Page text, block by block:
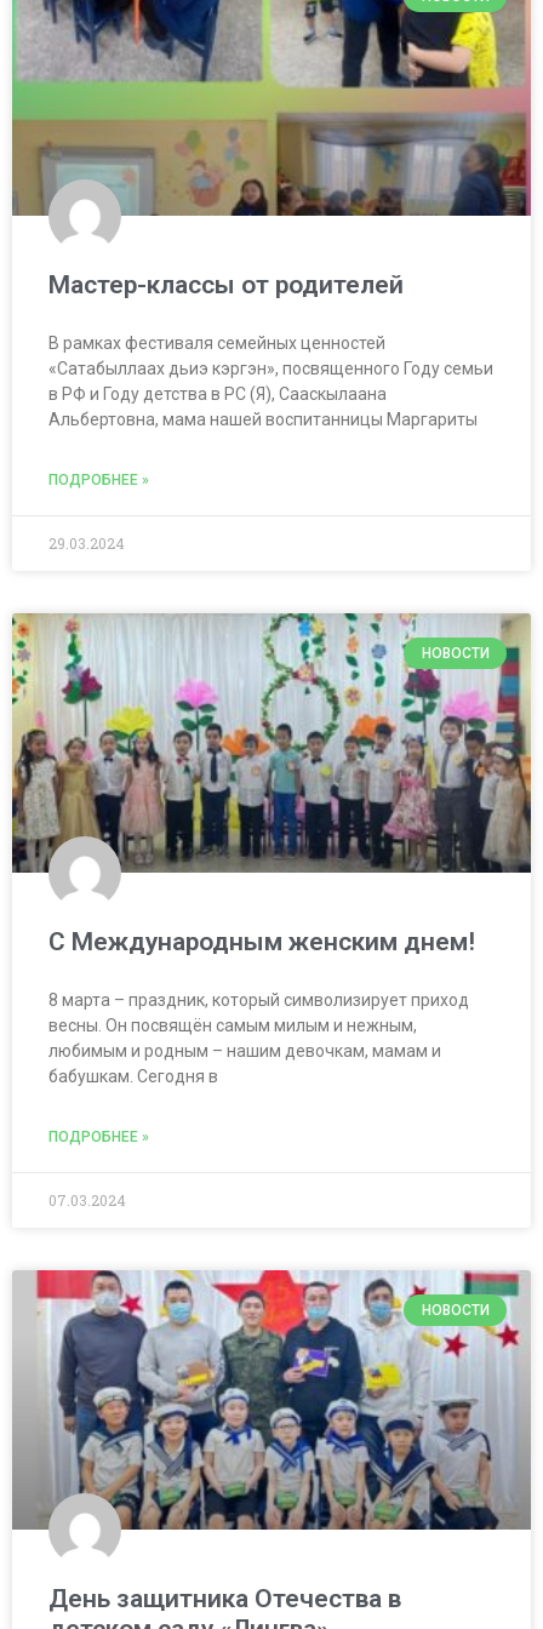
Мастер-классы от родителей
В рамках фестиваля семейных ценностей
«Сатабыллаах дьиэ кэргэн», посвященного Году семьи
в РФ и Году детства в РС (Я), Сааскылаана
Альбертовна, мама нашей воспитанницы Маргариты
ПОДРОБНЕЕ »
29.03.2024
НОВОСТИ
С Международным женским днем!
8 марта – праздник, который символизирует приход
весны. Он посвящён самым милым и нежным,
любимым и родным – нашим девочкам, мамам и
бабушкам. Сегодня в
ПОДРОБНЕЕ »
07.03.2024
НОВОСТИ
День защитника Отечества в